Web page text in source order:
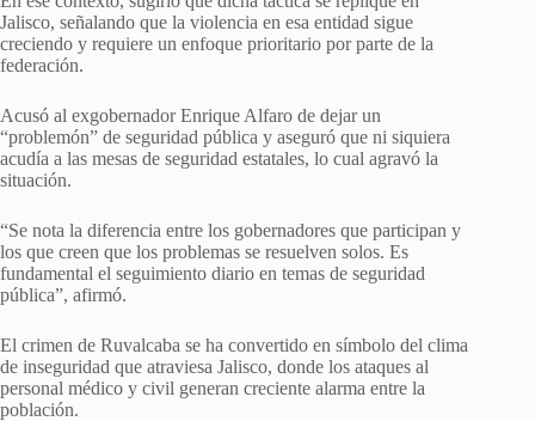
Jalisco, señalando que la violencia en esa entidad sigue
creciendo y requiere un enfoque prioritario por parte de la
federación.
Acusó al exgobernador Enrique Alfaro de dejar un
“problemón” de seguridad pública y aseguró que ni siquiera
acudía a las mesas de seguridad estatales, lo cual agravó la
situación.
“Se nota la diferencia entre los gobernadores que participan y
los que creen que los problemas se resuelven solos. Es
fundamental el seguimiento diario en temas de seguridad
pública”, afirmó.
El crimen de Ruvalcaba se ha convertido en símbolo del clima
de inseguridad que atraviesa Jalisco, donde los ataques al
personal médico y civil generan creciente alarma entre la
población.